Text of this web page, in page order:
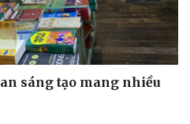
Đời sống
sáng tạo mang nhiều